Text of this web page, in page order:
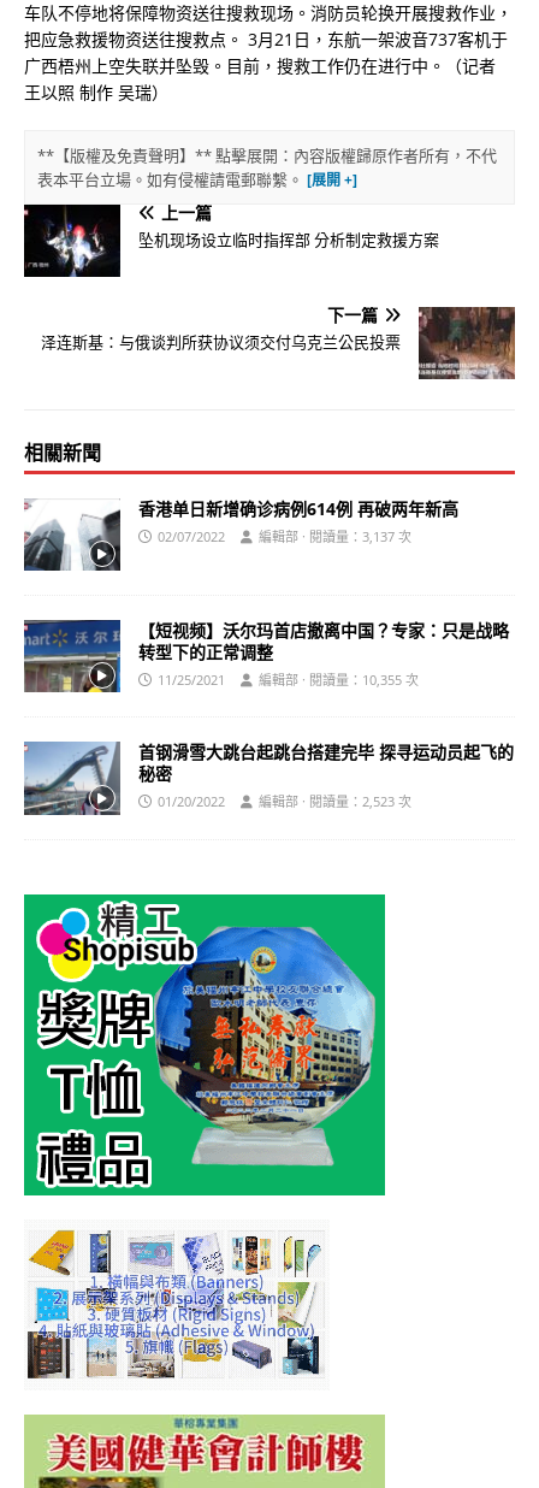
车队不停地将保障物资送往搜救现场。消防员轮换开展搜救作业，
把应急救援物资送往搜救点。 3月21 日，东航一架波音737客机于
广西梧州上空失联并坠毁。目前，搜救工作仍在进行中。（记者
王以照 制作 吴瑞）
**【版權及免責聲明】** 點擊展開：內容版權歸原作者所有，不代
表本平台立場。如有侵權請電郵聯繫。
上一篇
坠机现场设立临时指挥部 分析制定救援方案
下一篇
泽连斯基：与俄谈判所获协议须交付乌克兰公民投票
相關新聞
香港单日新增确诊病例614例 再破两年新高
02/07/2022 編輯部 · 閱讀量：3,137 次
【短视频】沃尔玛首店撤离中国？专家：只是战略
转型下的正常调整
11/25/2021 編輯部 · 閱讀量：10,355 次
首钢滑雪大跳台起跳台搭建完毕 探寻运动员起飞的
秘密
01/20/2022 編輯部 · 閱讀量：2,523 次